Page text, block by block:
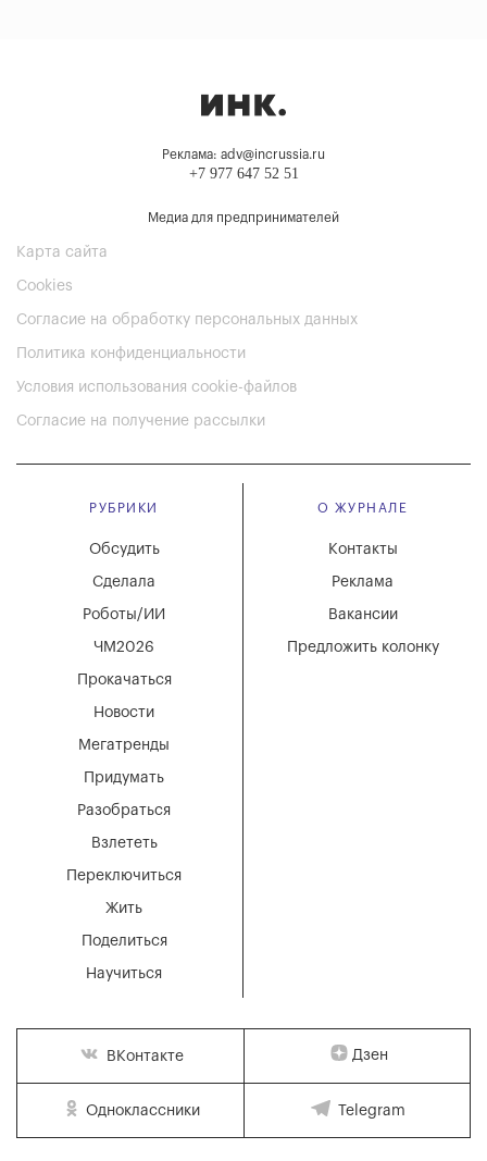
Реклама: adv@incrussia.ru
+7 977 647 52 51
Медиа для предпринимателей
Карта сайта
Cookies
Согласие на обработку персональных данных
Политика конфиденциальности
Условия использования cookie-файлов
Согласие на получение рассылки
РУБРИКИ
Мегатренды
Придумать
Разобраться
Взлететь
Новости
Переключиться
Жить
Поделиться
Научиться
Обсудить
Сделала
Роботы/ИИ
ЧМ2026
Прокачаться
О ЖУРНАЛЕ
Вакансии
Реклама
Контакты
Предложить колонку
ВКонтакте Дзен
Одноклассники Telegram